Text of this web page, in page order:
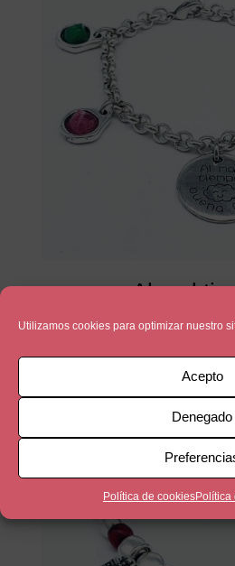
Utilizamos cookies para optimizar nuestro
Acepto
Denegado
Política de cookiesPolítica
Al mal
33,90€